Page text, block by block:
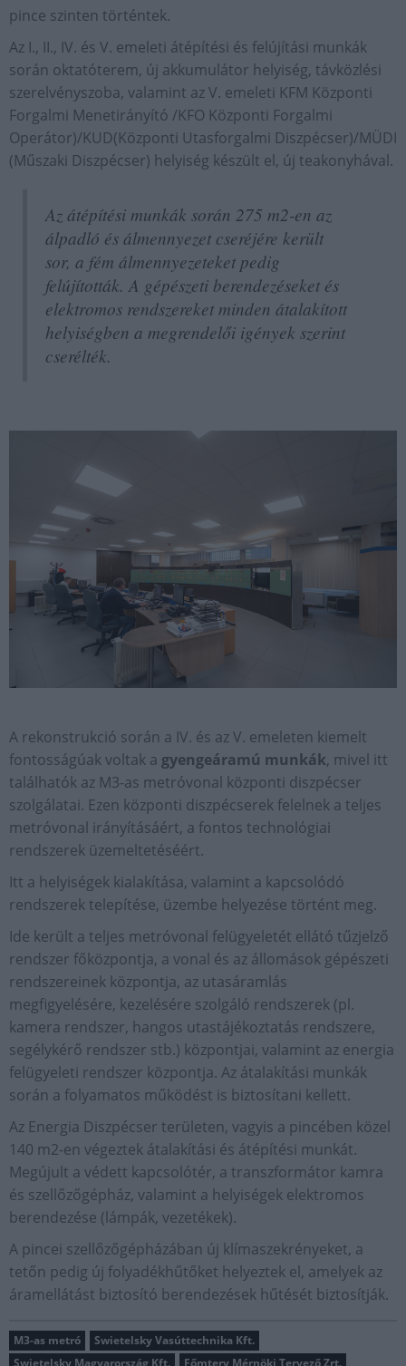
pince szinten történtek.
Az I., II., IV. és V. emeleti átépítési és felújítási munkák
során oktatóterem, új akkumulátor helyiség, távközlési
szerelvényszoba, valamint az V. emeleti KFM Központi
Forgalmi Menetirányító /KFO Központi Forgalmi
Operátor)/KUD(Központi Utasforgalmi Diszpécser)/MÜDI
(Műszaki Diszpécser) helyiség készült el, új teakonyhával.
Az átépítési munkák során 275 m2-en az
álpadló és álmennyezet cseréjére került
sor, a fém álmennyezeteket pedig
felújították. A gépészeti berendezéseket és
elektromos rendszereket minden átalakított
helyiségben a megrendelői igények szerint
cserélték.
A rekonstrukció során a IV. és az V. emeleten kiemelt
fontosságúak voltak a gyengeáramú munkák, mivel itt
találhatók az M3-as metróvonal központi diszpécser
szolgálatai. Ezen központi diszpécserek felelnek a teljes
metróvonal irányításáért, a fontos technológiai
rendszerek üzemeltetéséért.
Itt a helyiségek kialakítása, valamint a kapcsolódó
rendszerek telepítése, üzembe helyezése történt meg.
Ide került a teljes metróvonal felügyeletét ellátó tűzjelző
rendszer főközpontja, a vonal és az állomások gépészeti
rendszereinek központja, az utasáramlás
megfigyelésére, kezelésére szolgáló rendszerek (pl.
kamera rendszer, hangos utastájékoztatás rendszere,
segélykérő rendszer stb.) központjai, valamint az energia
felügyeleti rendszer központja. Az átalakítási munkák
során a folyamatos működést is biztosítani kellett.
Az Energia Diszpécser területen, vagyis a pincében közel
140 m2-en végeztek átalakítási és átépítési munkát.
Megújult a védett kapcsolótér, a transzformátor kamra
és szellőzőgépház, valamint a helyiségek elektromos
berendezése (lámpák, vezetékek).
A pincei szellőzőgépházában új klímaszekrényeket, a
tetőn pedig új folyadékhűtőket helyeztek el, amelyek az
áramellátást biztosító berendezések hűtését biztosítják.
M3-as metró
Swietelsky Vasúttechnika Kft.